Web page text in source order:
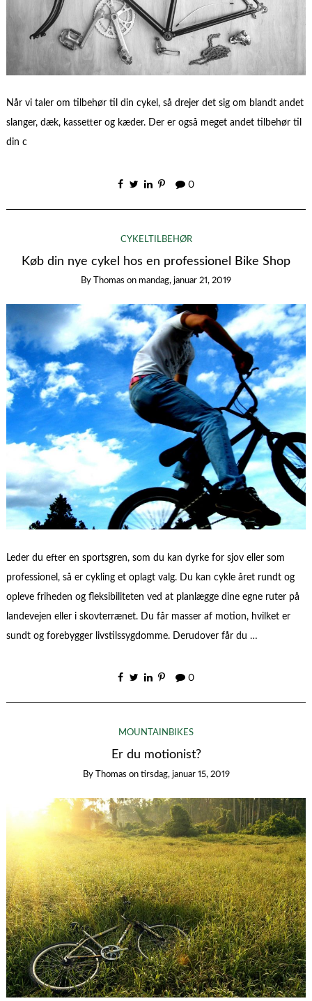
Når vi taler om tilbehør til din cykel, så drejer det sig om blandt andet
slanger, dæk, kassetter og kæder. Der er også meget andet tilbehør til
din c
0
CYKELTILBEHØR
Køb din nye cykel hos en professionel Bike Shop
By Thomas on mandag, januar 21, 2019
Leder du efter en sportsgren, som du kan dyrke for sjov eller som
professionel, så er cykling et oplagt valg. Du kan cykle året rundt og
opleve friheden og fleksibiliteten ved at planlægge dine egne ruter på
landevejen eller i skovterrænet. Du får masser af motion, hvilket er
sundt og forebygger livstilssygdomme. Derudover får du …
0
MOUNTAINBIKES
Er du motionist?
By Thomas on tirsdag, januar 15, 2019